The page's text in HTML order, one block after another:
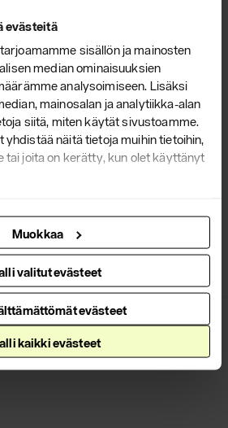
evästeitä
sisällön ja mainosten
median ominaisuuksien
analysoimiseen. Lisäksi
mainosalan ja analytiikka-alan
siitä, miten käytät sivustoamme.
näitä tietoja muihin tietoihin,
tai joita on kerätty, kun olet käyttänyt
kaikki evästeet
Muokkaa
valitut evästeet
evästeet
Scan Magazine -
muotoilun
Magazine -lehden
ajankohtaiset